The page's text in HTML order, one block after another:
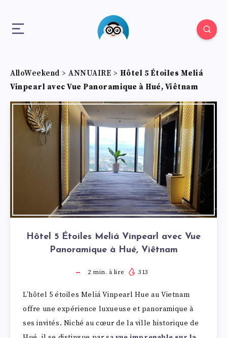
AlloWeekend > ANNUAIRE > Hôtel 5 Étoiles Meliá
Vinpearl avec Vue Panoramique à Hué, Viêtnam
Hôtel 5 Étoiles Meliá Vinpearl avec Vue
Panoramique à Hué, Viêtnam
2 min. à lire 313
L’hôtel 5 étoiles Meliá Vinpearl Hue au Vietnam
offre une expérience luxueuse et panoramique à
ses invités. Niché au cœur de la ville historique de